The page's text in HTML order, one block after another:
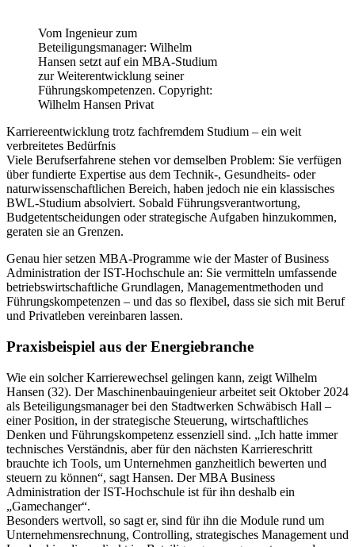
Vom Ingenieur zum
Beteiligungsmanager: Wilhelm
Hansen setzt auf ein MBA-Studium
zur Weiterentwicklung seiner
Führungskompetenzen. Copyright:
Wilhelm Hansen Privat
Karriereentwicklung trotz fachfremdem Studium – ein weit
verbreitetes Bedürfnis
Viele Berufserfahrene stehen vor demselben Problem: Sie verfügen
über fundierte Expertise aus dem Technik-, Gesundheits- oder
naturwissenschaftlichen Bereich, haben jedoch nie ein klassisches
BWL-Studium absolviert. Sobald Führungsverantwortung,
Budgetentscheidungen oder strategische Aufgaben hinzukommen,
geraten sie an Grenzen.
Genau hier setzen MBA-Programme wie der Master of Business
Administration der IST-Hochschule an: Sie vermitteln umfassende
betriebswirtschaftliche Grundlagen, Managementmethoden und
Führungskompetenzen – und das so flexibel, dass sie sich mit Beruf
und Privatleben vereinbaren lassen.
Praxisbeispiel aus der Energiebranche
Wie ein solcher Karrierewechsel gelingen kann, zeigt Wilhelm
Hansen (32). Der Maschinenbauingenieur arbeitet seit Oktober 2024
als Beteiligungsmanager bei den Stadtwerken Schwäbisch Hall –
einer Position, in der strategische Steuerung, wirtschaftliches
Denken und Führungskompetenz essenziell sind. „Ich hatte immer
technisches Verständnis, aber für den nächsten Karriereschritt
brauchte ich Tools, um Unternehmen ganzheitlich bewerten und
steuern zu können“, sagt Hansen. Der MBA Business
Administration der IST-Hochschule ist für ihn deshalb ein
„Gamechanger“.
Besonders wertvoll, so sagt er, sind für ihn die Module rund um
Unternehmensrechnung, Controlling, strategisches Management und